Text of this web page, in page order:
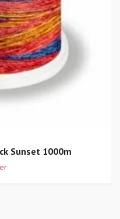
Sunset 1000m